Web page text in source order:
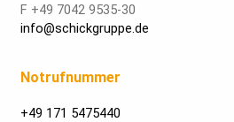
F +49 7042 9535-30
info@schickgruppe.de
Notrufnummer
+49 171 5475440